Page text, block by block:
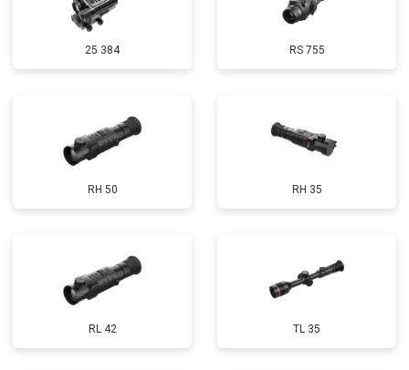
25 384 RS 755
RH 50 RH 35
RL 42 TL 35